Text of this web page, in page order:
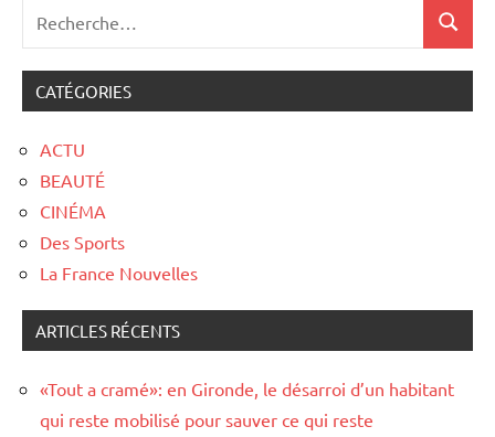
CATÉGORIES
ACTU
BEAUTÉ
CINÉMA
Des Sports
La France Nouvelles
ARTICLES RÉCENTS
«Tout a cramé»: en Gironde, le désarroi d’un habitant
qui reste mobilisé pour sauver ce qui reste